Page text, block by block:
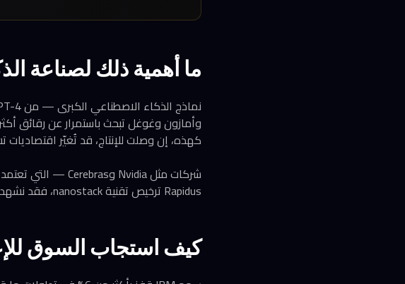
ما أهمية ذلك لصناعة
وأمازون وغوغل تبحث باستمرار عن رقائق
كهذه، إن وصلت للإنتاج، قد تُغيّر
Rapidus ترخيص تقنية nanostack، فقد نشهد إعادة توزيع لخريطة الموردين في صناعة رقائق الذكاء الاصطناعي.
كيف استجاب السوق